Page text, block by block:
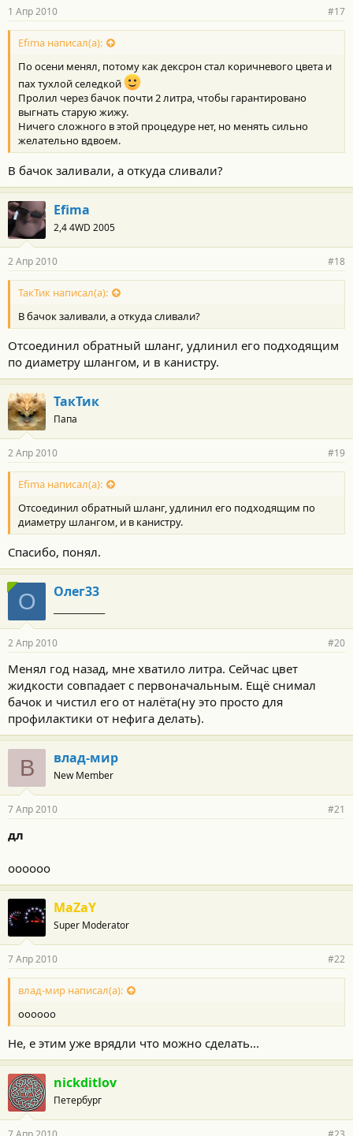
1 Апр 2010 #17
Efima написал(а):
По осени менял, потому как дексрон стал коричневого цвета и
пах тухлой селедкой
Пролил через бачок почти 2 литра, чтобы гарантировано
выгнать старую жижу.
Ничего сложного в этой процедуре нет, но менять сильно
желательно вдвоем.
В бачок заливали, а откуда сливали?
Efima
2,4 4WD 2005
2 Апр 2010 #18
ТакТик написал(а):
В бачок заливали, а откуда сливали?
Отсоединил обратный шланг, удлинил его подходящим
по диаметру шлангом, и в канистру.
ТакТик
Папа
2 Апр 2010 #19
Efima написал(а):
Отсоединил обратный шланг, удлинил его подходящим по
диаметру шлангом, и в канистру.
Спасибо, понял.
О Олег33
2 Апр 2010 #20
Менял год назад, мне хватило литра. Сейчас цвет
жидкости совпадает с первоначальным. Ещё снимал
бачок и чистил его от налёта(ну это просто для
профилактики от нефига делать).
В влад-мир
New Member
7 Апр 2010 #21
дл
оооооо
MaZaY
Super Moderator
7 Апр 2010 #22
влад-мир написал(а):
оооооо
Не, е этим уже врядли что можно сделать...
nickditlov
Петербург